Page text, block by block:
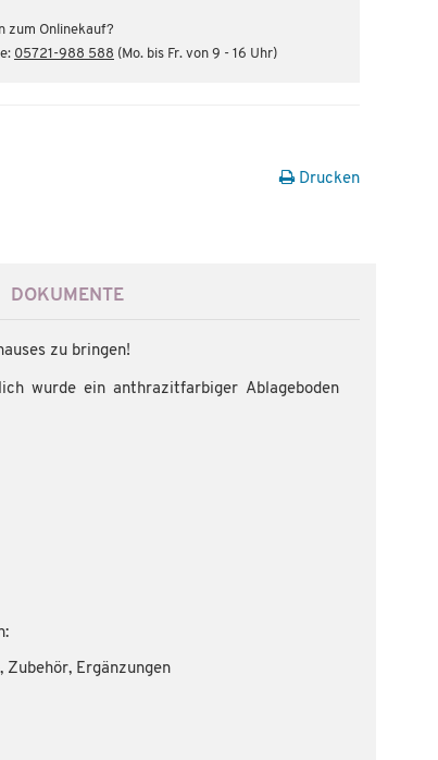
zum Onlinekauf?
05721-988 588 (Mo. bis Fr. von 9 - 16 Uhr)
Drucken
DOKUMENTE
zu bringen!
wurde ein anthrazitfarbiger Ablageboden
Ergänzungen